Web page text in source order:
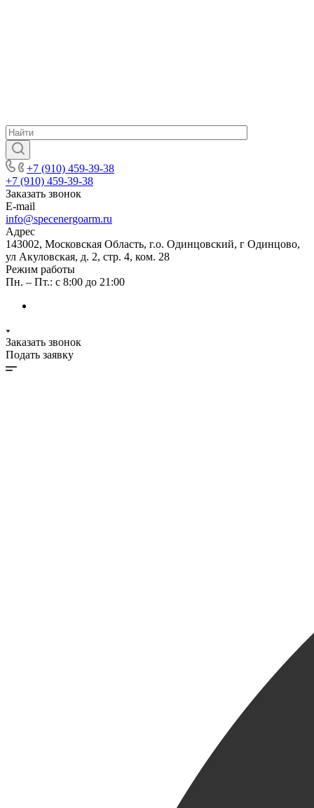
+7 (910) 459-39-38
+7 (910) 459-39-38
Заказать звонок
E-mail
info@specenergoarm.ru
Адрес
143002, Московская Область, г.о. Одинцовский, г Одинцово,
ул Акуловская, д. 2, стр. 4, ком. 28
Режим работы
Пн. – Пт.: с 8:00 до 21:00
Заказать звонок
Подать заявку